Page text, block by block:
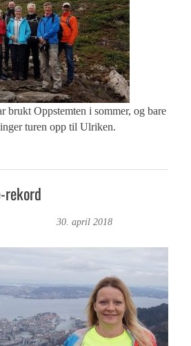
brukt Oppstemten i sommer, og bare
turen opp til Ulriken.
rekord
30. april 2018